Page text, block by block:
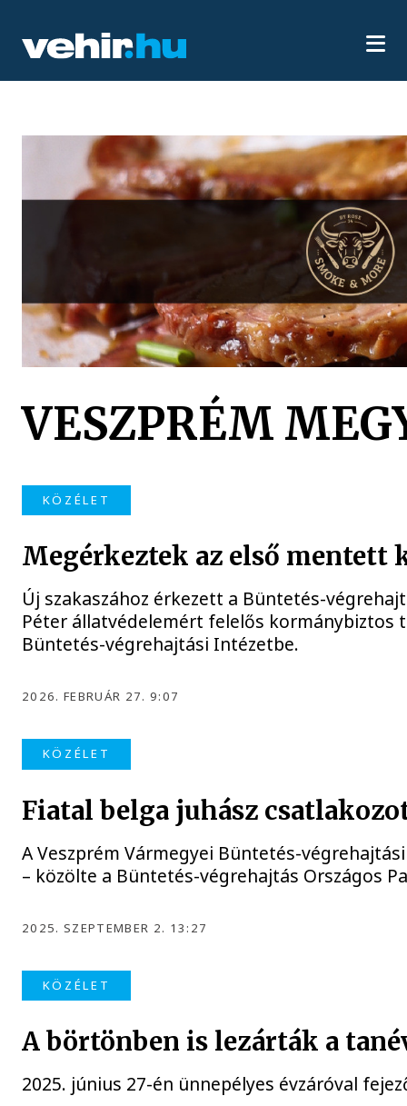
VESZPRÉM
KÖZÉLET
Megérkeztek az első mentett
Új szakaszához érkezett a Büntetés-
Péter állatvédelemért felelős kormánybiztos
Büntetés-végrehajtási Intézetbe.
2026. FEBRUÁR 27. 9:07
KÖZÉLET
Fiatal belga juhász
A Veszprém Vármegyei Büntetés-
– közölte a Büntetés-végrehajtás Országos
2025. SZEPTEMBER 2. 13:27
KÖZÉLET
A börtönben is lezárták a
2025. június 27-én ünnepélyes évzáróval